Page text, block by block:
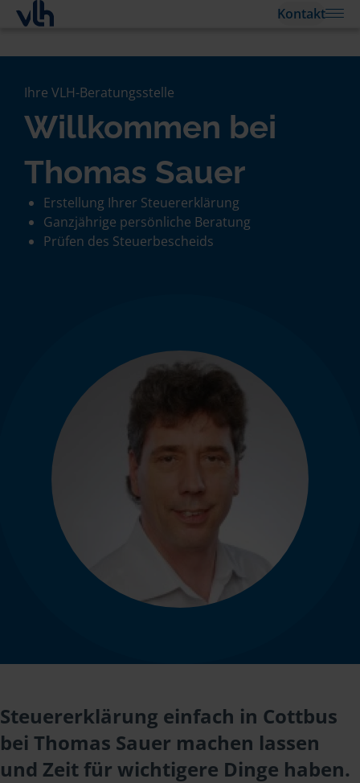
Kontakt
Ihre VLH-Beratungsstelle
Willkommen bei
Thomas Sauer
Erstellung Ihrer Steuererklärung
Ganzjährige persönliche Beratung
Prüfen des Steuerbescheids
Steuererklärung einfach in Cottbus
bei Thomas Sauer machen lassen
und Zeit für wichtigere Dinge haben.